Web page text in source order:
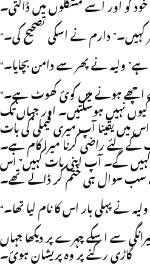
کو اور اسے مشکلوں ميں ڈالتی۔
کہيں۔” دارم نے اسکی تصحيح کی۔
وليہ نے پھر سے دامن بچايا۔
“ايک بات نہيں ہيں۔ کيا آپکے اچھے ہونے ميں کوئ کھوٹ ہے۔
نہيں ہوسکتيں۔ اور جہاں تک
ميں يقينا آپ ميری فيملی کی بات
لئے راضی کرنا ميرا کام ہے۔
گے۔ آپ اپنی بات کہيں” اس
سب سوال ہی ختم کر ڈالے تھے۔
نے پہلی بار اس کا نام ليا تھا۔
سے اسکے چہرے پر ديکھا جہاں
گاڑی رکنے پر وہ پريشان ہوئ۔